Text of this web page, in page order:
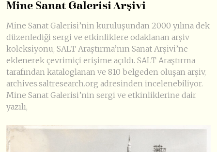
Mine Sanat Galerisi Arşivi
Mine Sanat Galerisi’nin kuruluşundan 2000 yılına dek
düzenlediği sergi ve etkinliklere odaklanan arşiv
koleksiyonu, SALT Araştırma’nın Sanat Arşivi’ne
eklenerek çevrimiçi erişime açıldı. SALT Araştırma
tarafından kataloglanan ve 810 belgeden oluşan arşiv,
archives.saltresearch.org adresinden incelenebiliyor.
Mine Sanat Galerisi’nin sergi ve etkinliklerine dair
yazılı,